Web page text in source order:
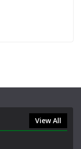
View All